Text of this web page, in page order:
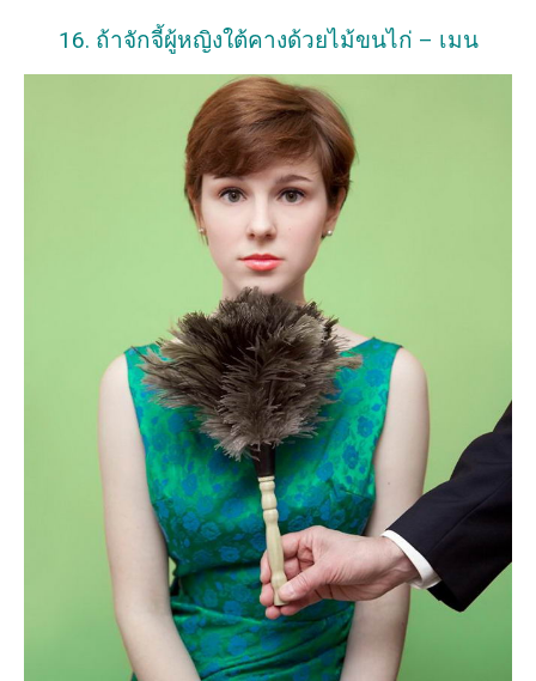
16. ถ้าจักจี้ผู้หญิงใต้คางด้วยไม้ขนไก่ – เมน